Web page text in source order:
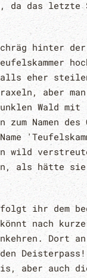
da das letzte
hinter
eher
aber
Wald mit
zum Namen des
wild
als hätte
folgt ihr dem
nach
Dort
aber auch